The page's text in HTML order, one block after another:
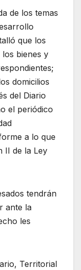
de los temas
que los
bienes y
domicilios
del Diario
el periódico
a lo que
II de la Ley
tendrán
ante la
les
Territorial